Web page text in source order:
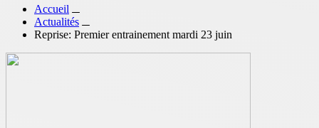
Accueil
Actualités
Reprise: Premier entrainement mardi 23 juin